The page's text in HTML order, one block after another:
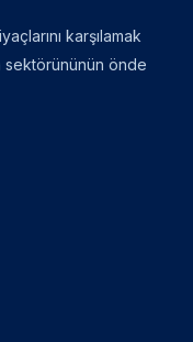
karşılamak
sektörününün önde